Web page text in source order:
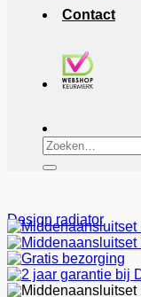
Contact
Zoeken
naar:
Design radiator